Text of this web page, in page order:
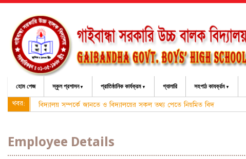
হোম পেজ স্কুল প্রশাসন প্রাতিষ্ঠানিক কার্যক্রম গ্যালারি সহপাঠ কাযর্ক্রম
খবর: বিদ্যালয় সম্পর্কে জানতে ও বিদ্যালয়ের সকল তথ্য পেতে নিয়মিত বিদ্যালয়ের ওয়ে
Employee Details